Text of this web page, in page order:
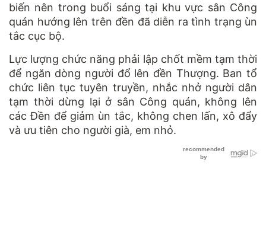
biến nên trong buổi sáng tại khu vực sân Công
quán hướng lên trên đền đã diễn ra tình trạng ùn
tắc cục bộ.
Lực lượng chức năng phải lập chốt mềm tạm thời
để ngăn dòng người đổ lên đền Thượng. Ban tổ
chức liên tục tuyên truyền, nhắc nhở người dân
tạm thời dừng lại ở sân Công quán, không lên
các Đền để giảm ùn tắc, không chen lấn, xô đẩy
và ưu tiên cho người già, em nhỏ.